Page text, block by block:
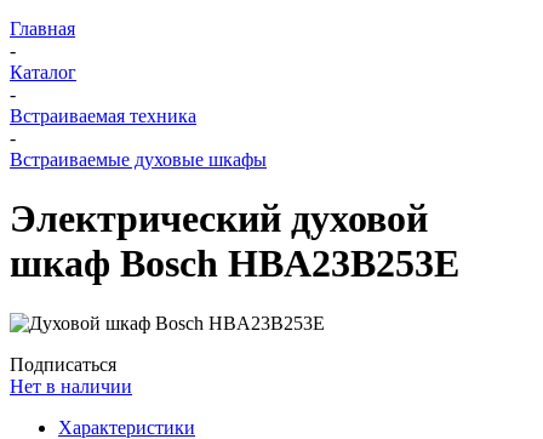
Главная
-
Каталог
-
Встраиваемая техника
-
Встраиваемые духовые шкафы
Электрический духовой
шкаф Bosch HBA23B253E
Подписаться
Нет в наличии
Характеристики